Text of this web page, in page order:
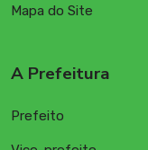
Mapa do Site
A Prefeitura
Prefeito